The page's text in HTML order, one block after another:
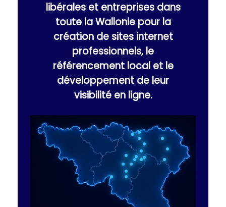
libérales et entreprises dans
toute la Wallonie pour la
création de sites internet
professionnels, le
référencement local et le
développement de leur
visibilité en ligne.